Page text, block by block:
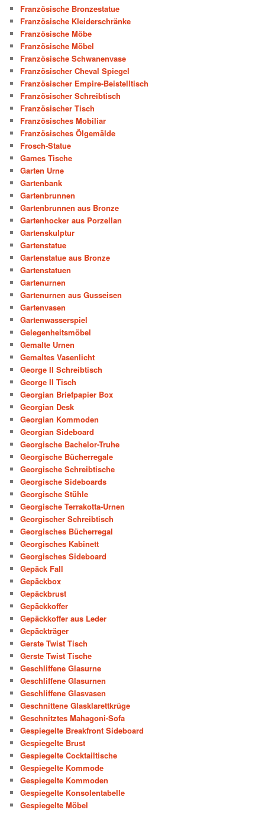
Französische Bronzestatue
Französische Kleiderschränke
Französische Möbe
Französische Möbel
Französische Schwanenvase
Französischer Cheval Spiegel
Französischer Empire-Beistelltisch
Französischer Schreibtisch
Französischer Tisch
Französisches Mobiliar
Französisches Ölgemälde
Frosch-Statue
Games Tische
Garten Urne
Gartenbank
Gartenbrunnen
Gartenbrunnen aus Bronze
Gartenhocker aus Porzellan
Gartenskulptur
Gartenstatue
Gartenstatue aus Bronze
Gartenstatuen
Gartenurnen
Gartenurnen aus Gusseisen
Gartenvasen
Gartenwasserspiel
Gelegenheitsmöbel
Gemalte Urnen
Gemaltes Vasenlicht
George II Schreibtisch
George II Tisch
Georgian Briefpapier Box
Georgian Desk
Georgian Kommoden
Georgian Sideboard
Georgische Bachelor-Truhe
Georgische Bücherregale
Georgische Schreibtische
Georgische Sideboards
Georgische Stühle
Georgische Terrakotta-Urnen
Georgischer Schreibtisch
Georgisches Bücherregal
Georgisches Kabinett
Georgisches Sideboard
Gepäck Fall
Gepäckbox
Gepäckbrust
Gepäckkoffer
Gepäckkoffer aus Leder
Gepäckträger
Gerste Twist Tisch
Gerste Twist Tische
Geschliffene Glasurne
Geschliffene Glasurnen
Geschliffene Glasvasen
Geschnittene Glasklarettkrüge
Geschnitztes Mahagoni-Sofa
Gespiegelte Breakfront Sideboard
Gespiegelte Brust
Gespiegelte Cocktailtische
Gespiegelte Kommode
Gespiegelte Kommoden
Gespiegelte Konsolentabelle
Gespiegelte Möbel